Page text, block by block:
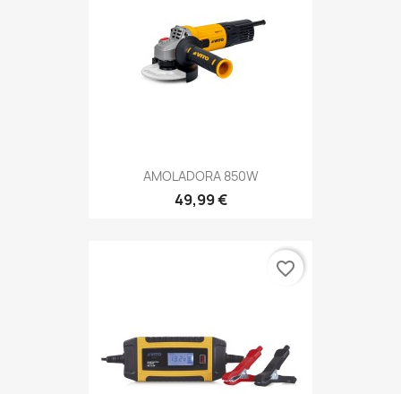
AMOLADORA 850W
49,99 €
favorite_border